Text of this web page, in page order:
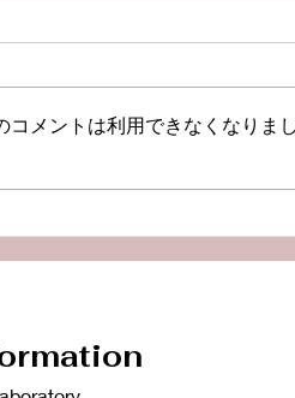
ピソード】
【
コメントは利用できなくなりま